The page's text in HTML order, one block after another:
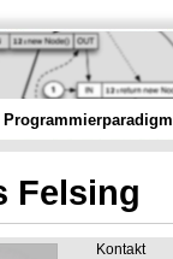
Felsing
Kontakt